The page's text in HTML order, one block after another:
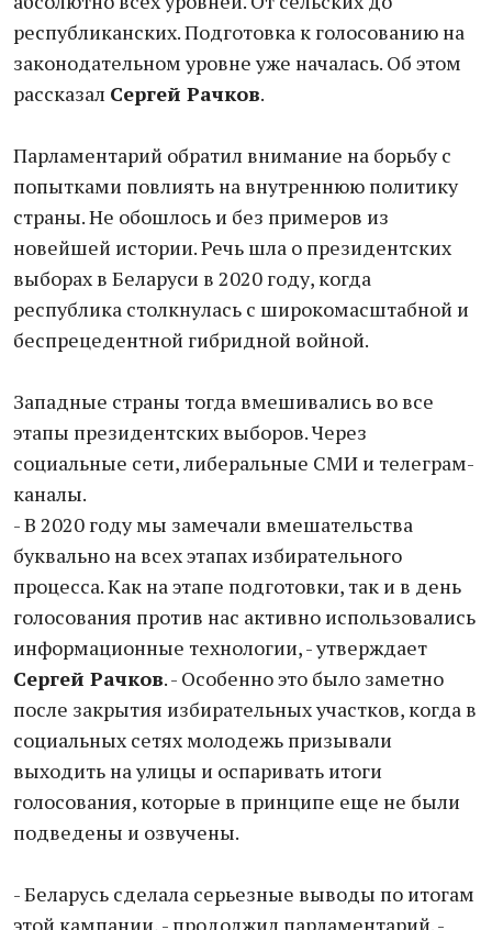
республиканских. Подготовка к голосованию на
законодательном уровне уже началась. Об этом
рассказал Сергей Рачков.
Парламентарий обратил внимание на борьбу с
попытками повлиять на внутреннюю политику
страны. Не обошлось и без примеров из
новейшей истории. Речь шла о президентских
выборах в Беларуси в 2020 году, когда
республика столкнулась с широкомасштабной и
беспрецедентной гибридной войной.
Западные страны тогда вмешивались во все
этапы президентских выборов. Через
социальные сети, либеральные СМИ и телеграм-
каналы.
- В 2020 году мы замечали вмешательства
буквально на всех этапах избирательного
процесса. Как на этапе подготовки, так и в день
голосования против нас активно использовались
информационные технологии, - утверждает
Сергей Рачков. - Особенно это было заметно
после закрытия избирательных участков, когда в
социальных сетях молодежь призывали
выходить на улицы и оспаривать итоги
голосования, которые в принципе еще не были
подведены и озвучены.
- Беларусь сделала серьезные выводы по итогам
этой кампании, - продолжил парламентарий. -